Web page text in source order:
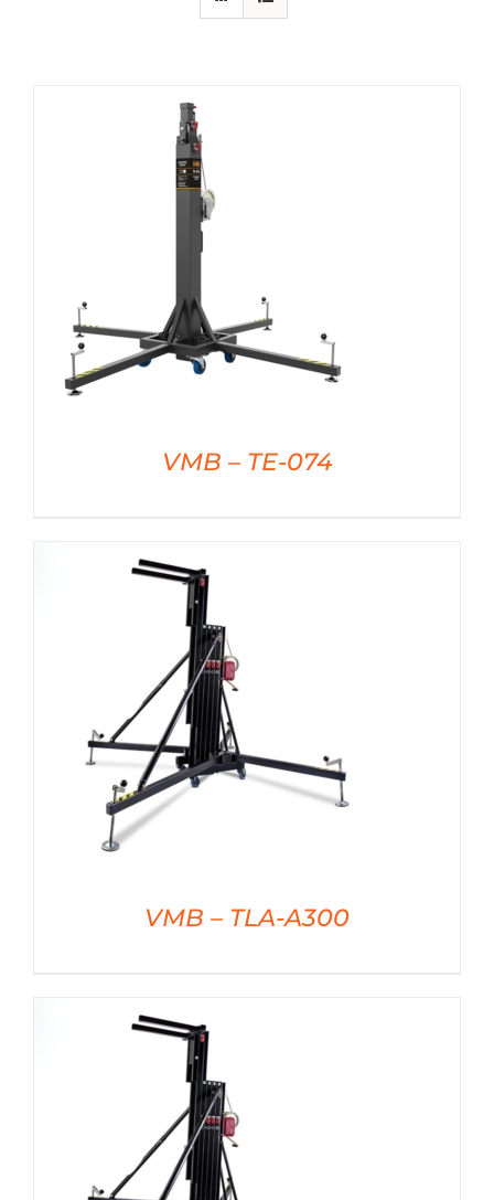
DÉTAILS
VMB – TE-074
DÉTAILS
VMB – TLA-A300